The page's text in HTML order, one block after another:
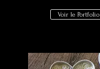
Voir le Portfolio